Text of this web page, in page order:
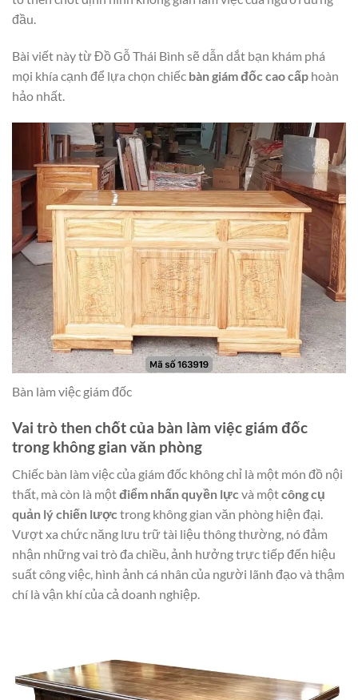
đầu.
Bài viết này từ Đồ Gỗ Thái Bình sẽ dẫn dắt bạn khám phá
mọi khía cạnh để lựa chọn chiếc bàn giám đốc cao cấp hoàn
hảo nhất.
Bàn làm việc giám đốc
Vai trò then chốt của bàn làm việc giám đốc
trong không gian văn phòng
Chiếc bàn làm việc của giám đốc không chỉ là một món đồ nội
thất, mà còn là mộtđiểm nhấn quyền lựcvà mộtcông cụ
quản lý chiến lượctrong không gian văn phòng hiện đại.
Vượt xa chức năng lưu trữ tài liệu thông thường, nó đảm
nhận những vai trò đa chiều, ảnh hưởng trực tiếp đến hiệu
suất công việc, hình ảnh cá nhân của người lãnh đạo và thậm
chí là vận khí của cả doanh nghiệp.